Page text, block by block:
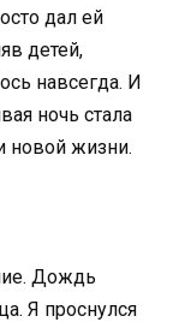
дал ей
детей,
навсегда. И
ночь стала
новой жизни.
Дождь
Я проснулся